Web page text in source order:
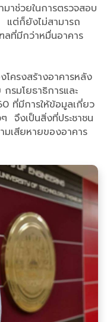
าช่วยในการตรวจสอบ
แต่ก็ยังไม่สามารถ
ลที่มีกว่าหมื่นอาคาร
ครงสร้างอาคารหลัง
รมโยธาธิการและ
ที่มีการให้ข้อมูลเกี่ยว
จึงเป็นสิ่งที่ประชาชน
มเสียหายของอาคาร